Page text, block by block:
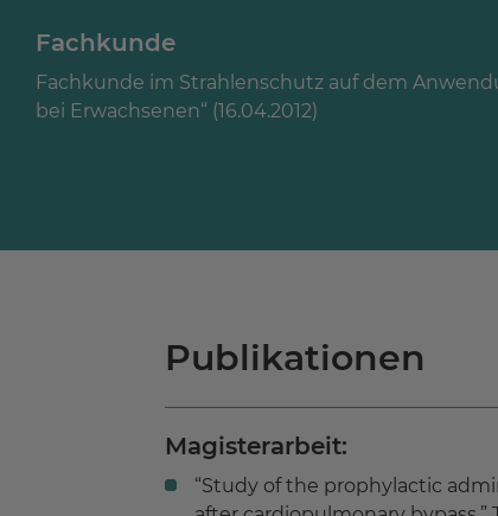
Fachkunde
Fachkunde im Strahlenschutz auf dem
bei Erwachsenen“ (16.04.2012)
Publikationen
Magisterarbeit:
“Study of the prophylactic